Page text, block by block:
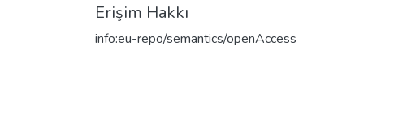
Erişim Hakkı
info:eu-repo/semantics/openAccess